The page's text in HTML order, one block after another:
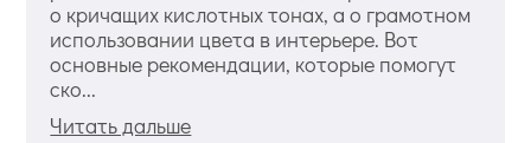
о кричащих кислотных тонах, а о грамотном
использовании цвета в интерьере. Вот
основные рекомендации, которые помогут
ско...
Читать дальше